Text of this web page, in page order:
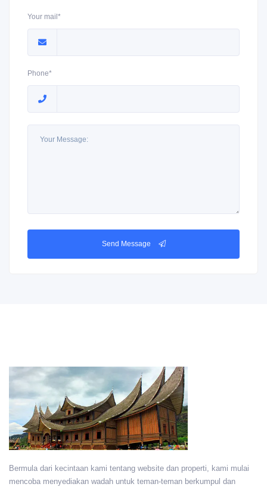
Your mail*
Phone*
Send Message
Bermula dari kecintaan kami tentang website dan properti, kami mulai
mencoba menyediakan wadah untuk teman-teman berkumpul dan